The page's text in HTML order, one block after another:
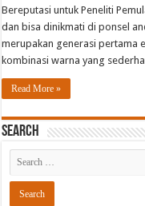
Bereputasi untuk Peneliti
dan bisa dinikmati di ponsel
merupakan generasi pertama
kombinasi warna yang
Read More »
Search